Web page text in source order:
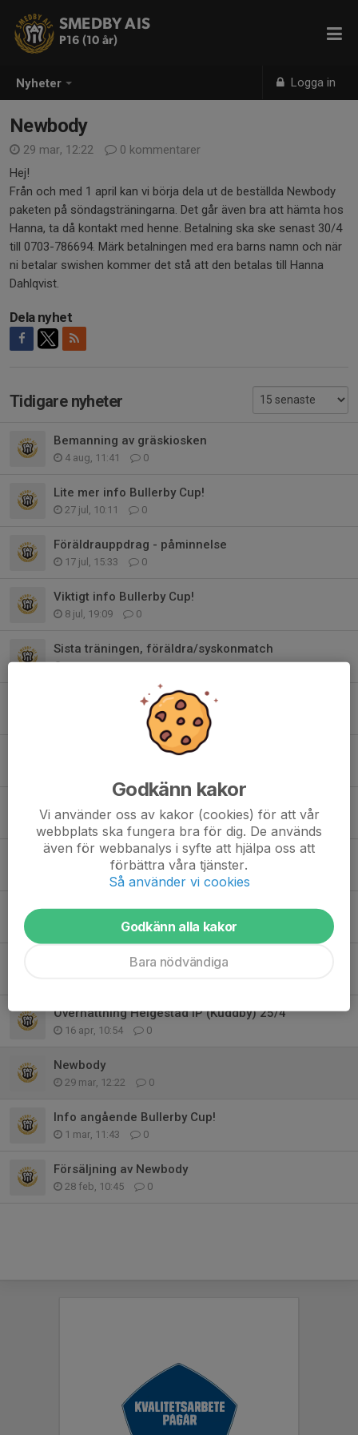
Nyheter Logga in
SMEDBY AIS
P16 (10 år)
Newbody
29 mar, 12:22
0 kommentarer
Hej!
Från och med 1 april kan vi börja dela ut de beställda Newbody
paketen på söndagsträningarna. Det går även bra att hämta hos
Hanna, ta då kontakt med henne. Betalning ska ske senast 30/4
till 0703-786694. Märk betalningen med era barns namn och när
ni betalar swishen kommer det stå att den betalas till Hanna
Dahlqvist.
Dela nyhet
Tidigare nyheter
Bemanning av gräskiosken
4 aug, 11:41 0
Lite mer info Bullerby Cup!
27 jul, 10:11 0
Föräldrauppdrag - påminnelse
17 jul, 15:33 0
Viktigt info Bullerby Cup!
8 jul, 19:09 0
Sista träningen, föräldra/syskonmatch
16 jun, 20:17 0
Jönsbergska Cup - Samlingstid och lag
0
Föräldrauppdrag i augusti
28 maj, 10:48 0
Angående kallelser och uteblivna svar
6 maj, 23:22 0
SAIS-dagen och träningsläger!
26 apr, 14:33 2
Lost and found från träningslägret
Övernattning Helgestad IP (Kuddby) 25/4
16 apr, 10:54 0
Newbody
29 mar, 12:22 0
Info angående Bullerby Cup!
1 mar, 11:43 0
Försäljning av Newbody
28 feb, 10:45 0
Godkänn kakor
Vi använder oss av kakor (cookies) för att vår
webbplats ska fungera bra för dig. De används
även för webbanalys i syfte att hjälpa oss att
förbättra våra tjänster.
Så använder vi cookies
Godkänn alla kakor
Bara nödvändiga